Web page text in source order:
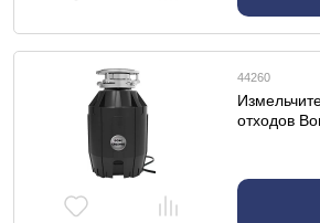
44260
отходов